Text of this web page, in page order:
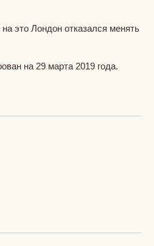
это Лондон отказался менять
на 29 марта 2019 года.